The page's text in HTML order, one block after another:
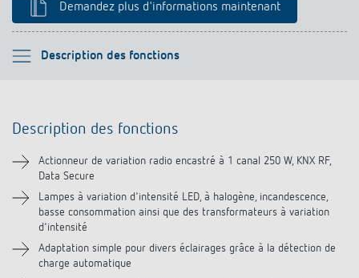
Demandez plus d'informations maintenant
Description des fonctions
Veuillez sélectionner
Informations techniques
Téléchargements
Accessoires
Description des fonctions
Actionneur de variation radio encastré à 1 canal 250 W, KNX RF,
Data Secure
Lampes à variation d'intensité LED, à halogène, incandescence,
basse consommation ainsi que des transformateurs à variation
d'intensité
Adaptation simple pour divers éclairages grâce à la détection de
charge automatique